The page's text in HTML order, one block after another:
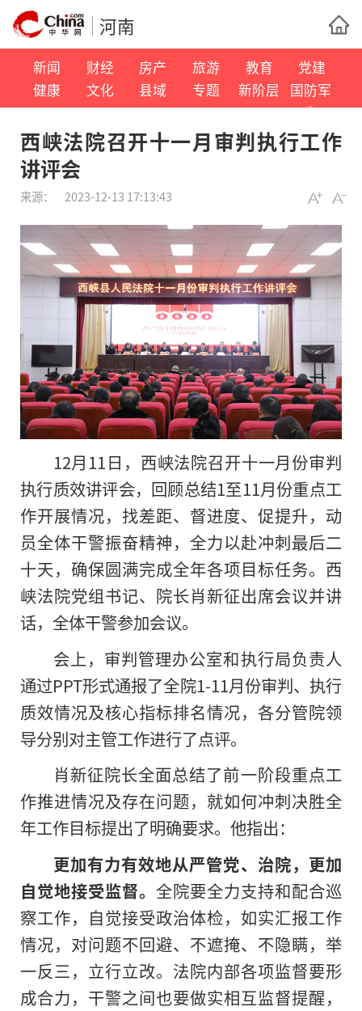
河南
新闻 财经 房产 旅游 教育
党建
健康
文化 县域 专题 新阶层
国防军
事
西峡法院召开十一月审判执行工作
讲评会
来源： 2023-12-13 17:13:43
12月11日，西峡法院召开十一月份审判
执行质效讲评会，回顾总结1至11月份重点工
作开展情况，找差距、督进度、促提升，动
员全体干警振奋精神，全力以赴冲刺最后二
十天，确保圆满完成全年各项目标任务。西
峡法院党组书记、院长肖新征出席会议并讲
话，全体干警参加会议。
会上，审判管理办公室和执行局负责人
通过PPT形式通报了全院1-11月份审判、执行
质效情况及核心指标排名情况，各分管院领
导分别对主管工作进行了点评。
肖新征院长全面总结了前一阶段重点工
作推进情况及存在问题，就如何冲刺决胜全
年工作目标提出了明确要求。他指出：
更加有力有效地从严管党、治院，更加
自觉地接受监督。 全院要全力支持和配合巡
察工作，自觉接受政治体检，如实汇报工作
情况，对问题不回避、不遮掩、不隐瞒，举
一反三，立行立改。法院内部各项监督要形
成合力，干警之间也要做实相互监督提醒，